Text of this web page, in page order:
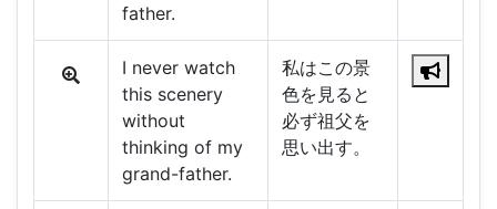
father.
I never watch
this scenery
without
thinking of my
grand-father.
私はこの景
色を見ると
必ず祖父を
思い出す。